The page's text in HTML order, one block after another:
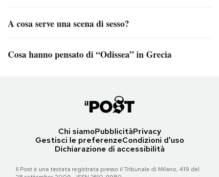
A cosa serve una scena di sesso?
Cosa hanno pensato di “Odissea” in Grecia
Chi siamoPubblicitàPrivacy
Gestisci le preferenzeCondizioni d'uso
Dichiarazione di accessibilità
Il Post è una testata registrata presso il Tribunale di Milano, 419 del